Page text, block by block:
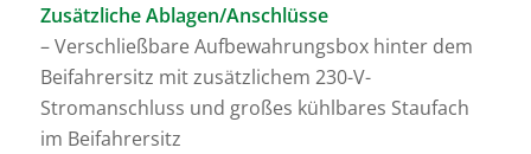
Zusätzliche Ablagen/Anschlüsse
– Verschließbare Aufbewahrungsbox hinter dem
Beifahrersitz mit zusätzlichem 230-V-
Stromanschluss und großes kühlbares Staufach
im Beifahrersitz